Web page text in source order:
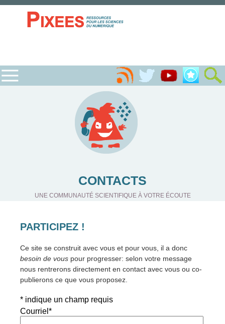
CONTACTS
UNE COMMUNAUTÉ SCIENTIFIQUE À VOTRE ÉCOUTE
PARTICIPEZ !
Ce site se construit avec vous et pour vous, il a donc
besoin de vous pour progresser: selon votre message
nous rentrerons directement en contact avec vous ou co-
publierons ce que vous proposez.
* indique un champ requis
Courriel *